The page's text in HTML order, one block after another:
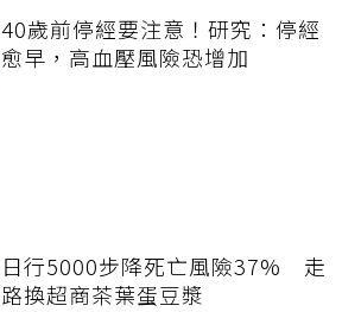
40歲前停經要注意！研究：停經
愈早，高血壓風險恐增加
日行5000步降死亡風險37% 走
路換超商茶葉蛋豆漿